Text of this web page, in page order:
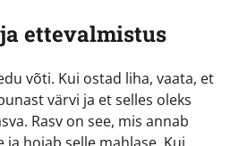
ettevalmistus
võti. Kui ostad liha, vaata, et
värvi ja et selles oleks
Rasv on see, mis annab